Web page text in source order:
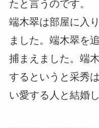
たと言うのです。
端木翠は部屋に入
ました。端木翠を
捕まえました。端
するというと采秀
い愛する人と結婚